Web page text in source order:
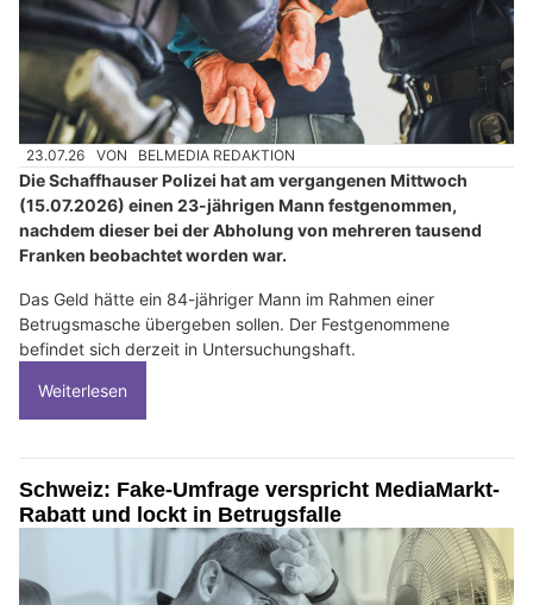
23.07.26 VON BELMEDIA REDAKTION
Die Schaffhauser Polizei hat am vergangenen Mittwoch
(15.07.2026) einen 23-jährigen Mann festgenommen,
nachdem dieser bei der Abholung von mehreren tausend
Franken beobachtet worden war.
Das Geld hätte ein 84-jähriger Mann im Rahmen einer
Betrugsmasche übergeben sollen. Der Festgenommene
befindet sich derzeit in Untersuchungshaft.
Weiterlesen
Schweiz: Fake-Umfrage verspricht MediaMarkt-
Rabatt und lockt in Betrugsfalle